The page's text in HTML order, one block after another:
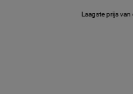
Laagste prijs